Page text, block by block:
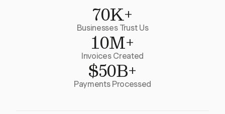
70K+
Businesses Trust Us
10M+
Invoices Created
$50B+
Payments Processed